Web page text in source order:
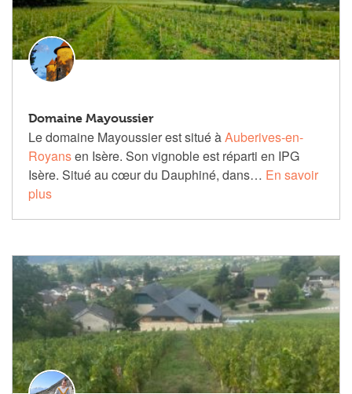
Domaine Mayoussier
Le domaine Mayoussier est situé àAuberives-en-
Royansen Isère. Son vignoble est réparti en IPG
Isère. Situé au cœur du Dauphiné, dans… En savoir
plus